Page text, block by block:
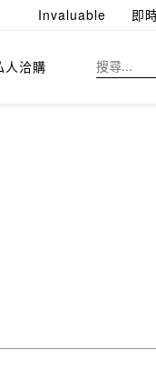
Invaluable 即
人洽購